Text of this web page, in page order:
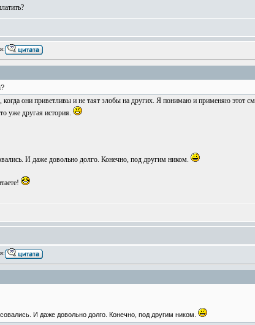
они приветливы и не таят злобы на других. Я понимаю и применяю этот
уже другая история.
И даже довольно долго. Конечно, под другим ником.
И даже довольно долго. Конечно, под другим ником.